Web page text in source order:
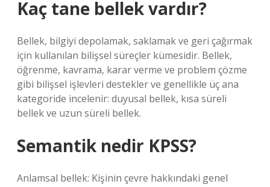
Kaç tane bellek vardır?
Bellek, bilgiyi depolamak, saklamak ve geri çağırmak
için kullanılan bilişsel süreçler kümesidir. Bellek,
öğrenme, kavrama, karar verme ve problem çözme
gibi bilişsel işlevleri destekler ve genellikle üç ana
kategoride incelenir: duyusal bellek, kısa süreli
bellek ve uzun süreli bellek.
Semantik nedir KPSS?
Anlamsal bellek: Kişinin çevre hakkındaki genel